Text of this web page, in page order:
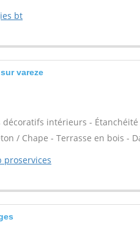
bt
vareze
décoratifs intérieurs -
/ Chape - Terrasse en bois -
proservices